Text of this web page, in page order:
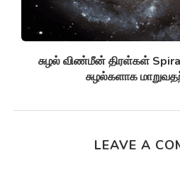
சுழல் விண்மீன் திரள்கள்
சுழல்களாக
LEAVE A